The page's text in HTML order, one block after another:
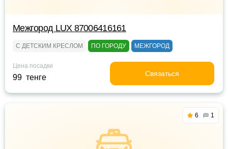
Межгород LUX 87006416161
С ДЕТСКИМ КРЕСЛОМ ПО ГОРОДУ МЕЖГОРОД
Цена посадки
99 тенге Связаться
6 1